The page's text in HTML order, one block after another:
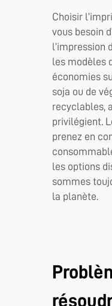
Choisir
vous besoin
l’impression
les modèles
économies
soja ou de
recyclables,
privilégient.
prenez en
les options
sommes
la planète.